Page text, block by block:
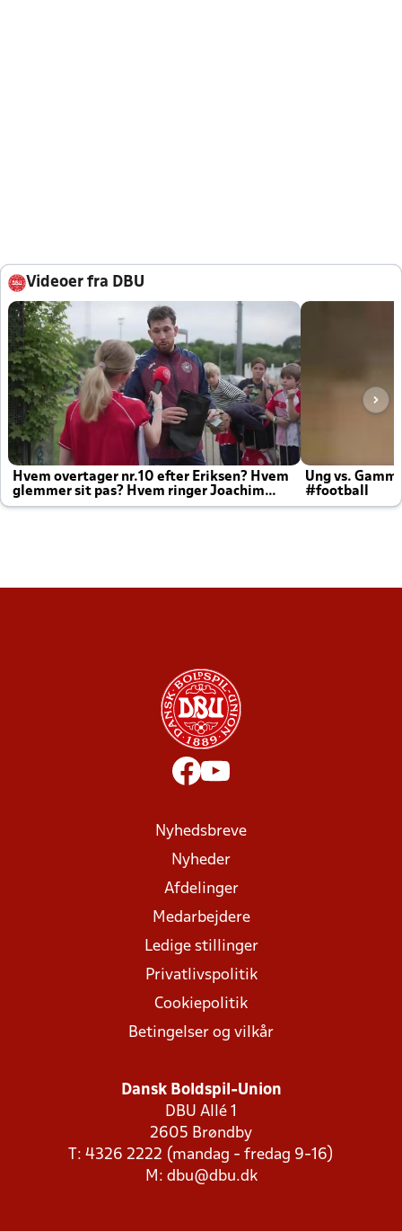
Videoer fra DBU
Hvem overtager nr.10 efter Eriksen? Hvem
glemmer sit pas? Hvem ringer Joachim
altid til efter kampe?
Ung vs.
#football
Nyhedsbreve
Nyheder
Afdelinger
Medarbejdere
Ledige stillinger
Privatlivspolitik
Cookiepolitik
Betingelser og vilkår
Dansk Boldspil-Union
DBU Allé 1
2605 Brøndby
T: 4326 2222 (mandag - fredag 9-16)
M: dbu@dbu.dk